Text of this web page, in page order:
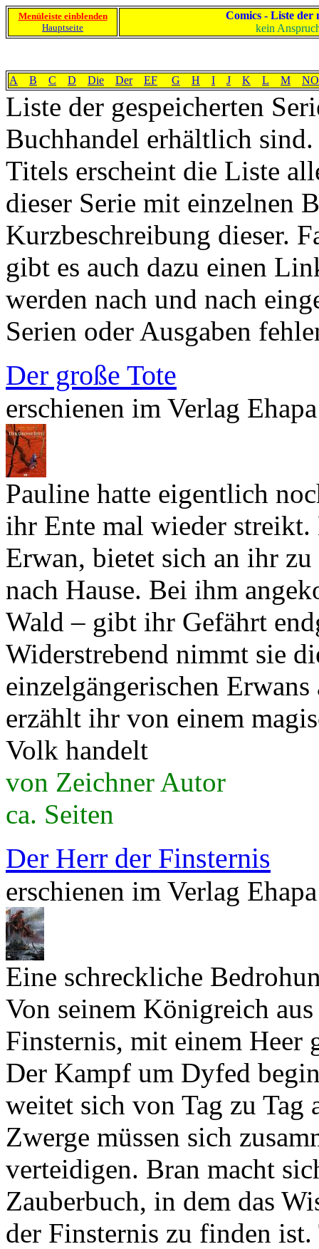
Menüleiste einblenden
Hauptseite
Comics - Liste der
kein
A B C D Die Der EF G H I J K L M NO
Liste der gespeicherten
Buchhandel erhältlich
Titels erscheint die Liste
dieser Serie mit einzelnen
Kurzbeschreibung dieser.
gibt es auch dazu einen
werden nach und nach
Serien oder Ausgaben
Der große Tote
erschienen im Verlag
Pauline hatte eigentlich
ihr Ente mal wieder
Erwan, bietet sich an ihr
nach Hause. Bei ihm
Wald – gibt ihr Gefährt
Widerstrebend nimmt sie
einzelgängerischen
erzählt ihr von einem
Volk handelt
von Zeichner Autor
ca. Seiten
Der Herr der Finsternis
erschienen im Verlag
Eine schreckliche
Von seinem Königreich
Finsternis, mit einem Heer
Der Kampf um Dyfed
weitet sich von Tag zu Tag
Zwerge müssen sich
verteidigen. Bran macht
Zauberbuch, in dem das
der Finsternis zu finden